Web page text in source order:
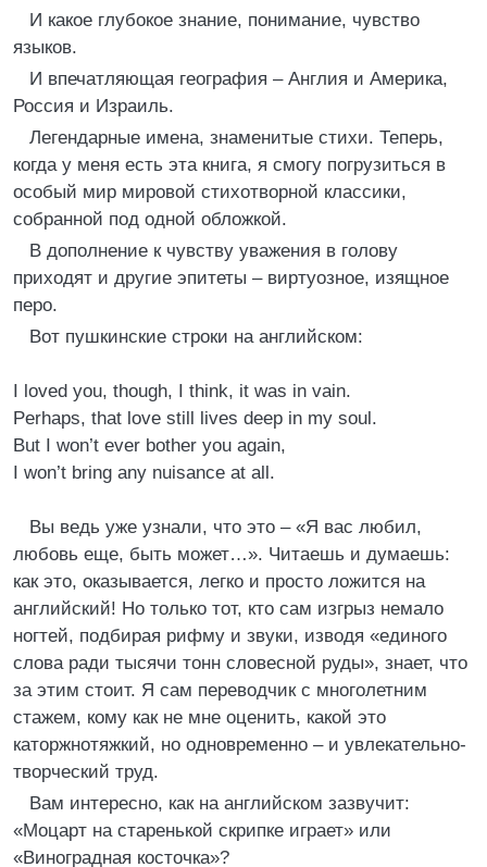
И какое глубокое знание, понимание, чувство
языков.
И впечатляющая география – Англия и Америка,
Россия и Израиль.
Легендарные имена, знаменитые стихи. Теперь,
когда у меня есть эта книга, я смогу погрузиться в
особый мир мировой стихотворной классики,
собранной под одной обложкой.
В дополнение к чувству уважения в голову
приходят и другие эпитеты – виртуозное, изящное
перо.
Вот пушкинские строки на английском:
I loved you, though, I think, it was in vain.
Perhaps, that love still lives deep in my soul.
But I won’t ever bother you again,
I won’t bring any nuisance at all.
Вы ведь уже узнали, что это – «Я вас любил,
любовь еще, быть может…». Читаешь и думаешь:
как это, оказывается, легко и просто ложится на
английский! Но только тот, кто сам изгрыз немало
ногтей, подбирая рифму и звуки, изводя «единого
слова ради тысячи тонн словесной руды», знает, что
за этим стоит. Я сам переводчик с многолетним
стажем, кому как не мне оценить, какой это
каторжнотяжкий, но одновременно – и увлекательно-
творческий труд.
Вам интересно, как на английском зазвучит:
«Моцарт на старенькой скрипке играет» или
«Виноградная косточка»?